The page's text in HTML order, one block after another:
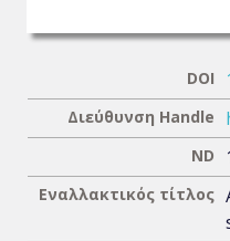
DOI
Διεύθυνση Handle
ND
Εναλλακτικός τίτλος